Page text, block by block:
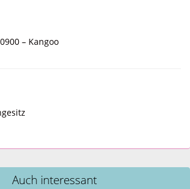
– Kangoo
Auch interessant